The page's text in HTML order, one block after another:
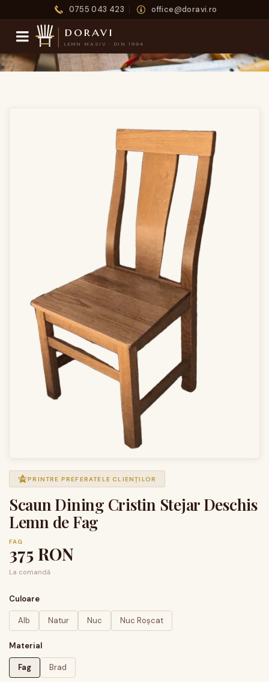
0755 043 423 office@doravi.ro
doravi
LEMN MASIV · DIN 1994
PRINTRE PREFERATELE CLIENȚILOR
Scaun Dining Cristin Stejar Deschis
Lemn de Fag
FAG
375 RON
La comandă
Culoare
Alb Natur Nuc Nuc Roșcat
Material
Fag Brad